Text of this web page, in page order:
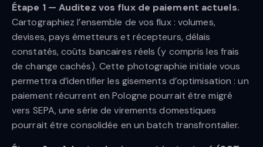
Étape 1 — Auditez vos flux de paiement actuels.
Cartographiez l’ensemble de vos flux : volumes,
devises, pays émetteurs et récepteurs, délais
constatés, coûts bancaires réels (y compris les frais
de change cachés). Cette photographie initiale vous
permettra d’identifier les gisements d’optimisation : un
paiement récurrent en Pologne pourrait être migré
vers SEPA, une série de virements domestiques
pourrait être consolidée en un batch transfrontalier.